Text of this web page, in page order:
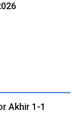
Akhir 1-1